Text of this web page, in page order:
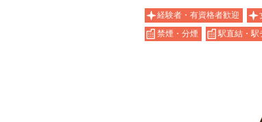
経験者・有資格者歓迎
禁煙・分煙
駅直結・駅